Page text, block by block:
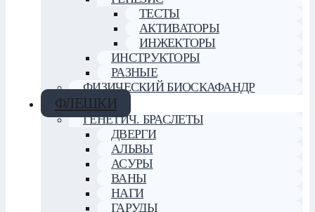
ТЕСТЫ
АКТИВАТОРЫ
ИНЖЕКТОРЫ
ИНСТРУКТОРЫ
РАЗНЫЕ
ФИЗИЧЕСКИЙ БИОСКАФАНДР
ФЛЕШКИ
ГЕНЕТИЧ. БРАСЛЕТЫ
ДВЕРГИ
АЛЬВЫ
АСУРЫ
ВАНЫ
НАГИ
ГАРУДЫ